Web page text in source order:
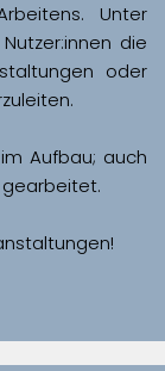
Unter
die
oder
Aufbau; auch